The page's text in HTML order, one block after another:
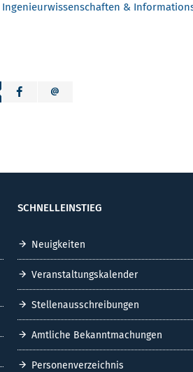
Ingenieurwissenschaften &
SCHNELLEINSTIEG
Neuigkeiten
Veranstaltungskalender
Stellenausschreibungen
Amtliche Bekanntmachungen
Personenverzeichnis